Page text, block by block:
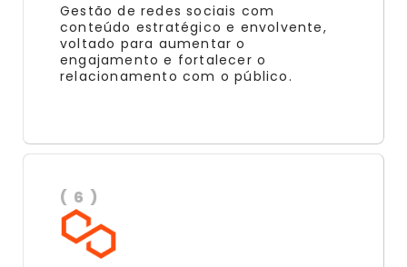
Gestão de redes sociais com
conteúdo estratégico e envolvente,
voltado para aumentar o
engajamento e fortalecer o
relacionamento com o público.
( 6 )